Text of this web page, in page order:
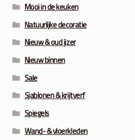
Mooi in de keuken
Natuurlijke decoratie
Nieuw & oud ijzer
Nieuw binnen
Sale
Sjablonen & krijtverf
Spiegels
Wand- & vloerkleden